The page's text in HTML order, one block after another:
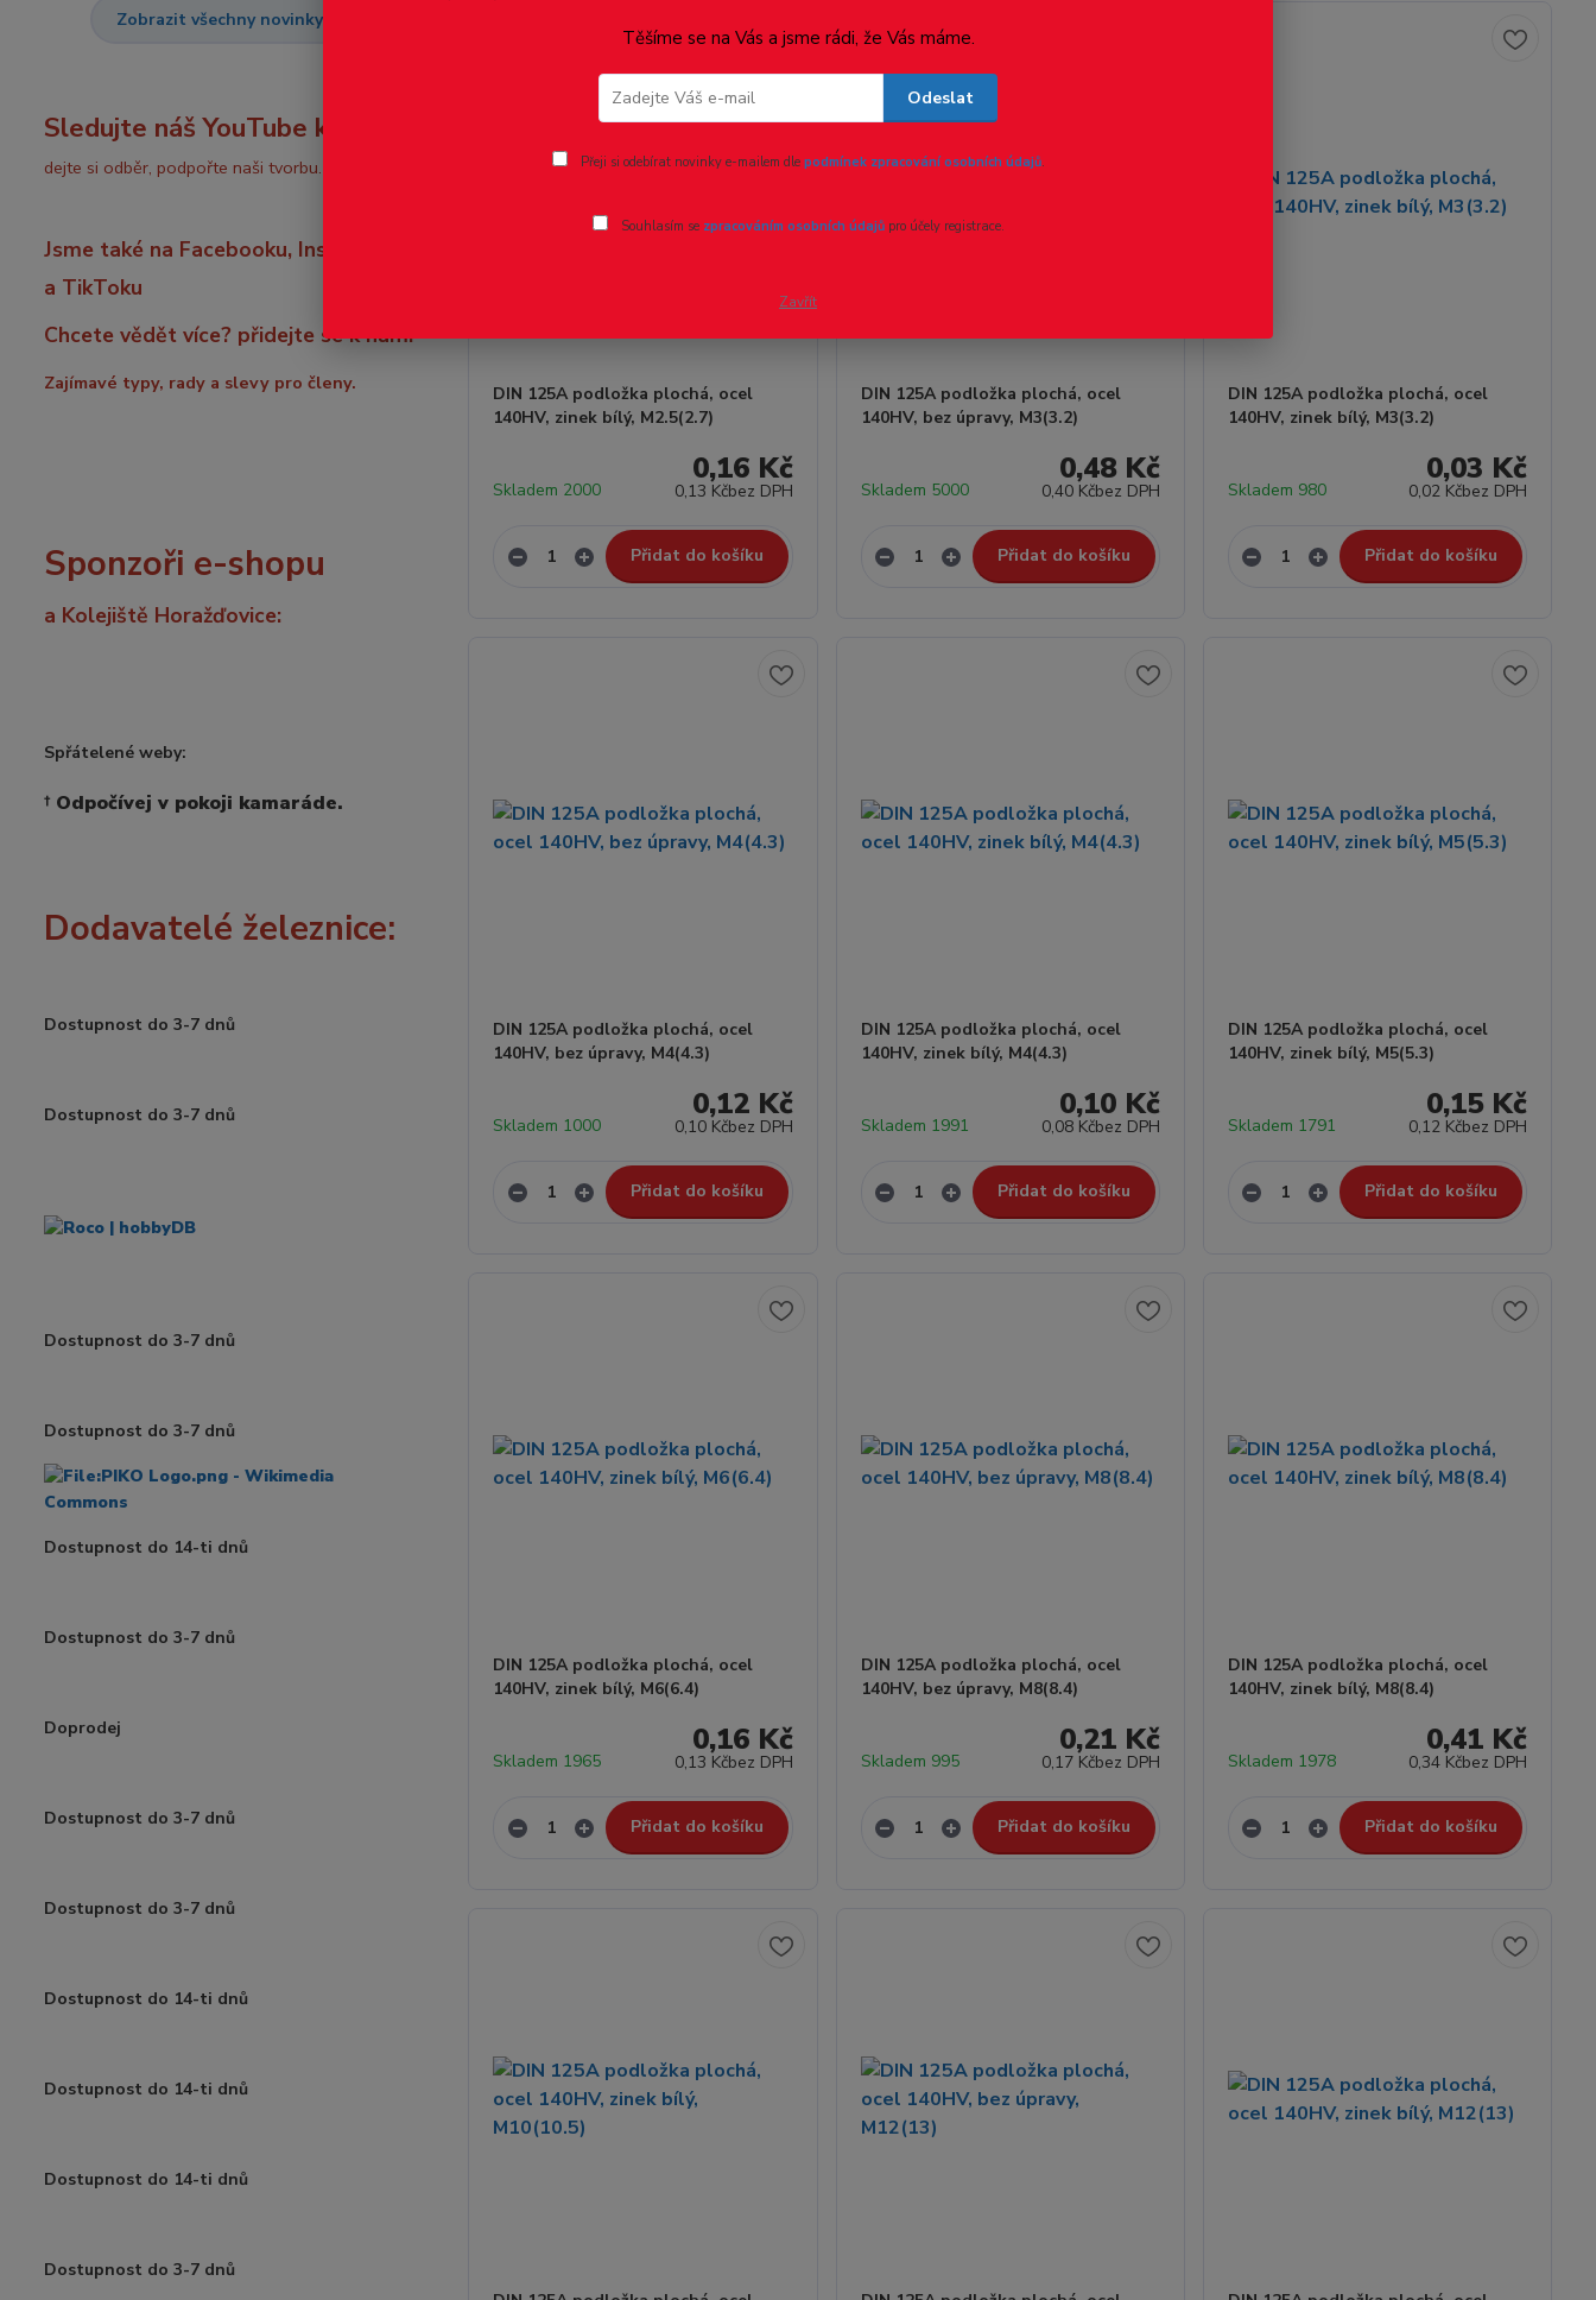
Zobrazit všechny novinky
Sledujte náš YouTube kanál:
dejte si odběr, podpořte naši tvorbu.
Jsme také na Facebooku, Instagramu
a TikToku
Chcete vědět více? přidejte se k nám!
Zajímavé typy, rady a slevy pro členy.
Sponzoři e-shopu
a Kolejiště Horažďovice:
Spřátelené weby:
† Odpočívej v pokoji kamaráde.
Dodavatelé železnice:
Dostupnost do 3-7 dnů
Dostupnost do 3-7 dnů
Dostupnost do 3-7 dnů
Dostupnost do 3-7 dnů
Dostupnost do 14-ti dnů
Dostupnost do 3-7 dnů
Doprodej
Dostupnost do 3-7 dnů
Dostupnost do 3-7 dnů
Dostupnost do 14-ti dnů
Dostupnost do 14-ti dnů
Dostupnost do 14-ti dnů
Dostupnost do 3-7 dnů
DIN 125A podložka plochá, ocel
140HV, zinek bílý, M2.5(2.7)
0,16 Kč
0,13 Kčbez DPH
Skladem 2000
Přidat do košíku
DIN 125A podložka plochá, ocel
140HV, bez úpravy, M3(3.2)
0,48 Kč
0,40 Kčbez DPH
Skladem 5000
Přidat do košíku
DIN 125A podložka plochá, ocel
140HV, zinek bílý, M3(3.2)
0,03 Kč
0,02 Kčbez DPH
Skladem 980
Přidat do košíku
DIN 125A podložka plochá, ocel
140HV, bez úpravy, M4(4.3)
0,12 Kč
0,10 Kčbez DPH
Skladem 1000
Přidat do košíku
DIN 125A podložka plochá, ocel
140HV, zinek bílý, M4(4.3)
0,10 Kč
0,08 Kčbez DPH
Skladem 1991
Přidat do košíku
DIN 125A podložka plochá, ocel
140HV, zinek bílý, M5(5.3)
0,15 Kč
0,12 Kčbez DPH
Skladem 1791
Přidat do košíku
DIN 125A podložka plochá, ocel
140HV, zinek bílý, M6(6.4)
0,16 Kč
0,13 Kčbez DPH
Skladem 1965
Přidat do košíku
DIN 125A podložka plochá, ocel
140HV, bez úpravy, M8(8.4)
0,21 Kč
0,17 Kčbez DPH
Skladem 995
Přidat do košíku
DIN 125A podložka plochá, ocel
140HV, zinek bílý, M8(8.4)
0,41 Kč
0,34 Kčbez DPH
Skladem 1978
Přidat do košíku
Těšíme se na Vás a jsme rádi, že Vás máme.
Odeslat
Přeji si odebírat novinky e-mailem dle podmínek zpracování osobních údajů.
Souhlasím se zpracováním osobních údajůpro účely registrace.
Zavřít